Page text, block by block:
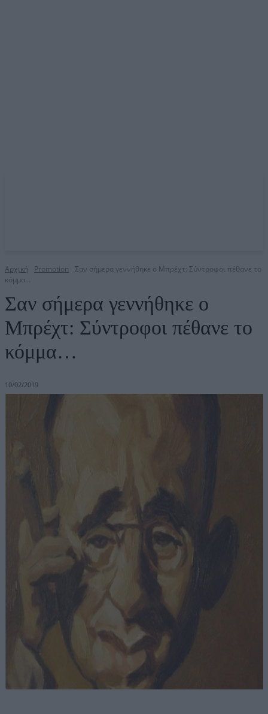
Αρχική Promotion
Σαν σήμερα γεννήθηκε ο Μπρέχτ: Σύντροφοι πέθανε το
κόμμα...
Σαν σήμερα γεννήθηκε ο
Μπρέχτ: Σύντροφοι πέθανε το
κόμμα…
10/02/2019